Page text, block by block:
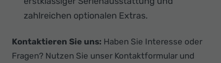
zahlreichen optionalen Extras.
Kontaktieren Sie uns: Haben Sie Interesse oder
Fragen? Nutzen Sie unser Kontaktformular und